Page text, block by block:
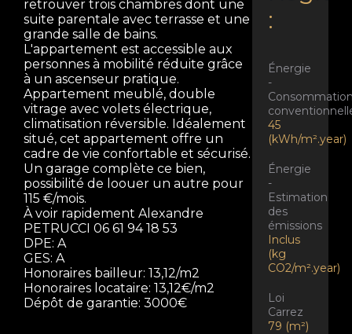
retrouver trois chambres dont une
suite parentale avec terrasse et une
grande salle de bains.
L'appartement est accessible aux
personnes à mobilité réduite grâce
à un ascenseur pratique.
Appartement meublé, double
vitrage avec volets électrique,
climatisation réversible. Idéalement
situé, cet appartement offre un
cadre de vie confortable et sécurisé.
Un garage complète ce bien,
possibilité de loouer un autre pour
115 €/mois.
À voir rapidement Alexandre
PETRUCCI 06 61 94 18 53
DPE: A
GES: A
Honoraires bailleur: 13,12/m2
Honoraires locataire: 13,12€/m2
Dépôt de garantie: 3000€
:
Énergie
-
45
(kWh/m².year)
Énergie
-
Estimation
des
émissions
Inclus
(kg
CO2/m².year)
Loi
Carrez
79 (m²)